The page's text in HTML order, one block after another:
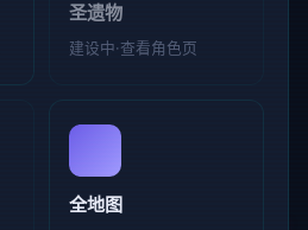
圣遗物
建设中·查看角色页
全地图